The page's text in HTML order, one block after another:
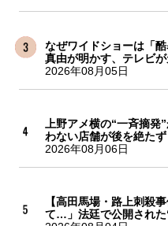
なぜワイドショーは「
真由が明かす、テレビ
2026年08月05日
上野アメ横の“一斉摘
わない店舗が後を絶た
2026年08月06日
【高田馬場・路上刺殺
て…」法廷で公開され